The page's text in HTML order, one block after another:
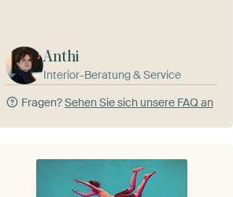
Anthi
Interior-Beratung & Service
Fragen?Sehen Sie sich unsere FAQ an